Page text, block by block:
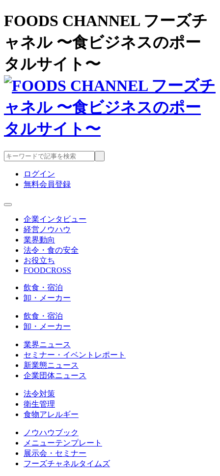
FOODS CHANNEL フーズチ
ャネル 〜食ビジネスのポー
タルサイト〜
ログイン
無料会員登録
企業インタビュー
経営ノウハウ
業界動向
法令・食の安全
お役立ち
FOODCROSS
飲食・宿泊
卸・メーカー
飲食・宿泊
卸・メーカー
業界ニュース
セミナー・イベントレポート
新業態ニュース
企業団体ニュース
法令対策
衛生管理
食物アレルギー
ノウハウブック
メニューテンプレート
展示会・セミナー
フーズチャネルタイムズ